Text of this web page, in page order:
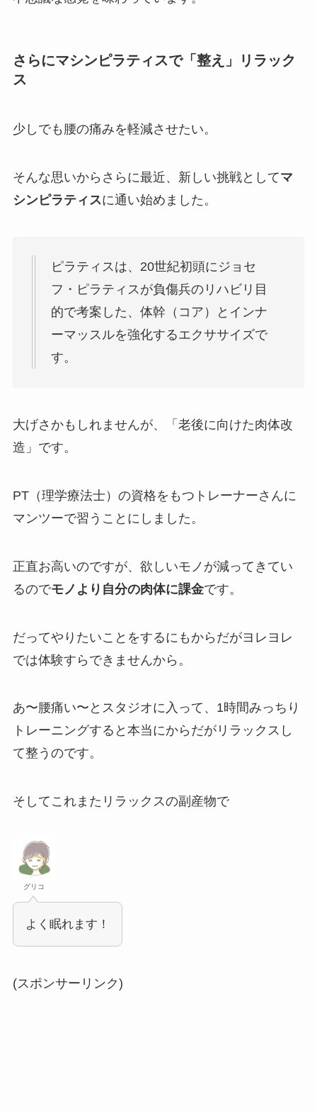
さらにマシンピラティスで「整え」リラック
ス
少しでも腰の痛みを軽減させたい。
そんな思いからさらに最近、新しい挑戦としてマ
シンピラティスに通い始めました。
ピラティスは、20世紀初頭にジョセ
フ・ピラティスが負傷兵のリハビリ目
的で考案した、体幹（コア）とインナ
ーマッスルを強化するエクササイズで
す。
大げさかもしれませんが、「老後に向けた肉体改
造」です。
PT（理学療法士）の資格をもつトレーナーさんに
マンツーで習うことにしました。
正直お高いのですが、欲しいモノが減ってきてい
るのでモノより自分の肉体に課金です。
だってやりたいことをするにもからだがヨレヨレ
では体験すらできませんから。
あ〜腰痛い〜とスタジオに入って、1時間みっちり
トレーニングすると本当にからだがリラックスし
て整うのです。
そしてこれまたリラックスの副産物で
グリコ
よく眠れます！
(スポンサーリンク)